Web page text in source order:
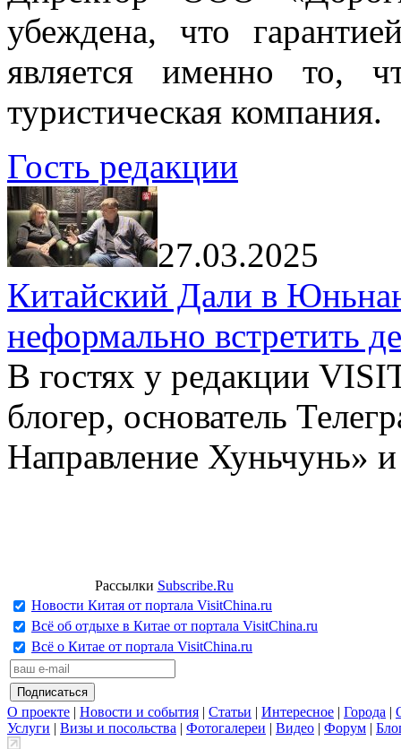
убеждена, что
является именно то,
туристическая компания.
Гость редакции
27.03.2025
Китайский Дали в
неформально встретить
В гостях у редакции
блогер, основатель
Направление Хуньчунь»
Рассылки Subscribe.Ru
Новости Китая от портала VisitChina.ru
Всё об отдыхе в Китае от портала VisitChina.ru
Всё о Китае от портала VisitChina.ru
О проекте | Новости и события | Статьи | Интересное | Города |
Услуги | Визы и посольства | Фотогалереи | Видео | Форум |